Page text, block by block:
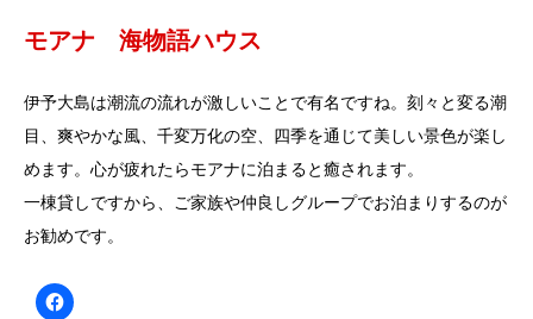
モアナ 海物語ハウス
伊予大島は潮流の流れが激しいことで有名ですね。刻々と変る潮
目、爽やかな風、千変万化の空、四季を通じて美しい景色が楽し
めます。心が疲れたらモアナに泊まると癒されます。
一棟貸しですから、ご家族や仲良しグループでお泊まりするのが
お勧めです。